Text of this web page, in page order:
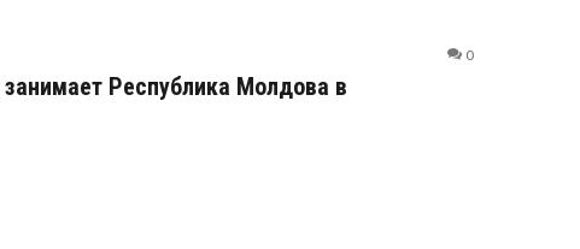
0
Республика Молдова в